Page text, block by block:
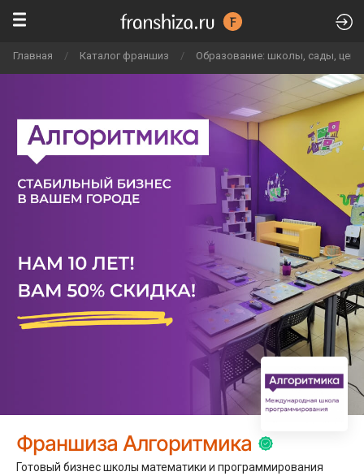
Главная / Каталог франшиз / Образование: школы, сады,
Франшиза Алгоритмика
Готовый бизнес школы математики и программирования